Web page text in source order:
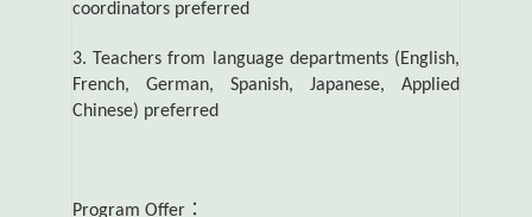
coordinators preferred
3. Teachers from language departments (English,
French, German, Spanish, Japanese, Applied
Chinese) preferred
Program Offer ：